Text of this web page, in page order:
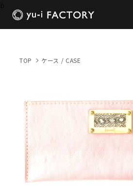
TOP ケース / CASE